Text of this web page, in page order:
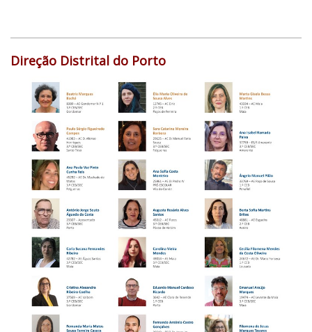
Direção Distrital do Porto